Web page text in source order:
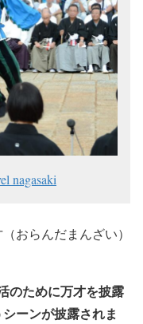
nagasaki
おらんだまんざい）
のために万才を披露
ーンが披露されま